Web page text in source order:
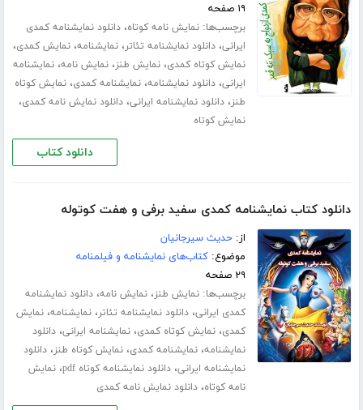
۱۹ صفحه
برچسب‌ها:نمایش نامه کوتاه،دانلود نمایشنامه کمدی
ایرانی،دانلود نمایشنامه تئاتر،نمایشنامه،نمایش کمدی،
نمایش کوتاه کمدی،نمایش طنز،نمایش نامه،نمایشنامه
ایرانی،دانلود نمایشنامه،نمایشنامه کمدی،نمایش کوتاه
طنز،دانلود نمایشنامه ایرانی،دانلود نمایش نامه کمدی،
نمایش کوتاه
دانلود کتاب
دانلود کتاب نمایشنامه کمدی سفید برفی و هفت کوتوله
از:حدیث سیرجانیان
موضوع:کتاب‌های نمایشنامه و فیلمنامه
۲۹ صفحه
برچسب‌ها:نمایش طنز،نمایش نامه،دانلود نمایشنامه
کمدی ایرانی،دانلود نمایشنامه تئاتر،نمایشنامه،نمایش
کمدی،نمایش کوتاه کمدی،نمایشنامه ایرانی،دانلود
نمایشنامه،نمایشنامه کمدی،نمایش کوتاه طنز،دانلود
نمایشنامه ایرانی،دانلود نمایشنامه کوتاه pdf ،نمایش
نامه کوتاه،دانلود نمایش نامه کمدی